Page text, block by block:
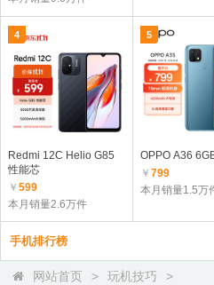
4
Redmi 12C Helio G85
性能芯
￥ 599
本月销量2.6万件
5
OPPO A36
￥ 799
本月销量1.5万
手机排行榜
网站首页 > 玩机技巧 >